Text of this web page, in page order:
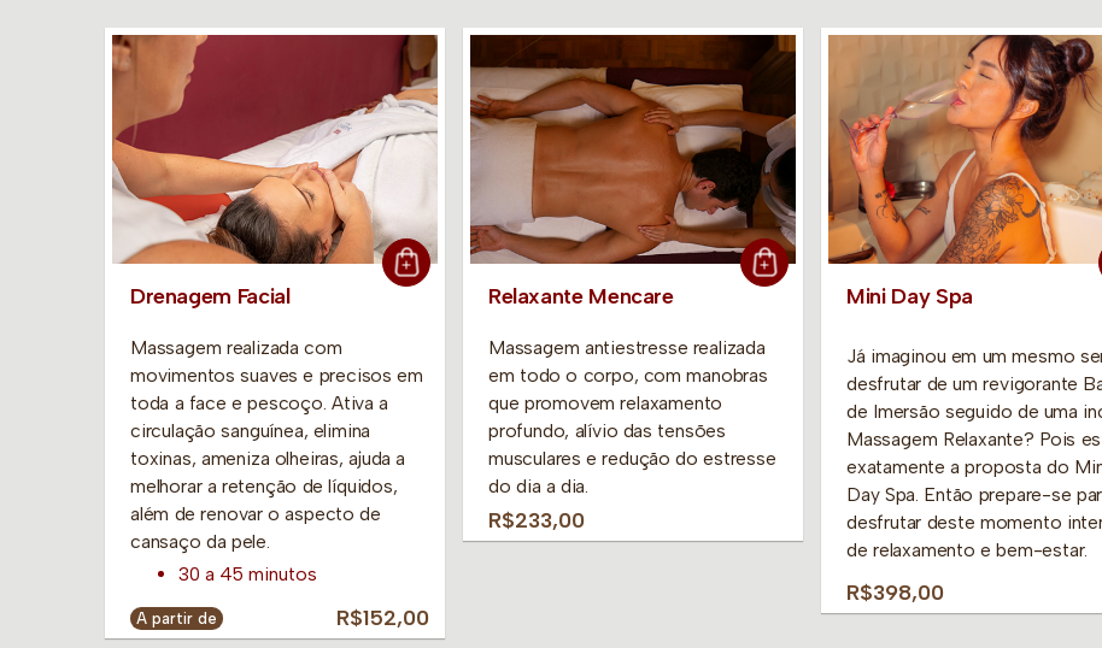
Drenagem Facial
Massagem realizada com
movimentos suaves e precisos em
toda a face e pescoço. Ativa a
circulação sanguínea, elimina
toxinas, ameniza olheiras, ajuda a
melhorar a retenção de líquidos,
além de renovar o aspecto de
cansaço da pele.
30 a 45 minutos
A partir de R$152,00
Relaxante Mencare
Massagem antiestresse realizada
em todo o corpo, com manobras
que promovem relaxamento
profundo, alívio das tensões
musculares e redução do estresse
do dia a dia.
R$233,00
Mini Day Spa
Já imaginou em um mesmo
desfrutar de um revigorante
de Imersão seguido de uma
Massagem Relaxante? Pois
exatamente a proposta do
Day Spa. Então prepare-se
desfrutar deste momento
de relaxamento e bem-estar.
R$398,00